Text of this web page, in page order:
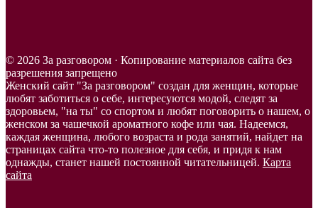
© 2026 За разговором · Копирование материалов сайта без
разрешения запрещено
Женский сайт "За разговором" создан для женщин, которые
любят заботиться о себе, интересуются модой, следят за
здоровьем, "на ты" со спортом и любят поговорить о нашем, о
женском за чашечкой ароматного кофе или чая. Надеемся,
каждая женщина, любого возраста и рода занятий, найдет на
страницах сайта что-то полезное для себя, и придя к нам
однажды, станет нашей постоянной читательницей. Карта
сайта